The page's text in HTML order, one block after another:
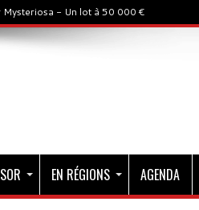
Mysteriosa - Un lot à 50 000 €
EN RÉGIONS AGENDA